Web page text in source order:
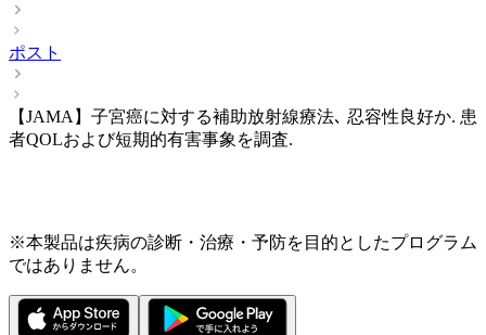
ポスト
【JAMA】子宮癌に対する補助放射線療法､ 忍容性良好か. 患
者QOLおよび短期的有害事象を調査.
※本製品は疾病の診断・治療・予防を目的としたプログラム
ではありません。